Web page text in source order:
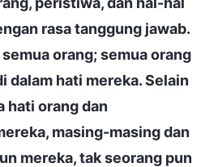
rasa tanggung jawab.
orang; semua orang
dalam hati mereka. Selain
hati orang dan
masing-masing dan
mereka, tak seorang pun